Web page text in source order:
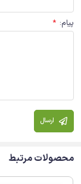
پیام:
*
ارسال
محصولات مرتبط